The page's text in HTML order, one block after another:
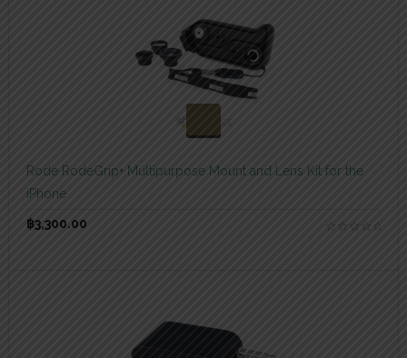
Rode RodeGrip+ Multipurpose Mount and Lens Kit for the
iPhone
฿3,300.00